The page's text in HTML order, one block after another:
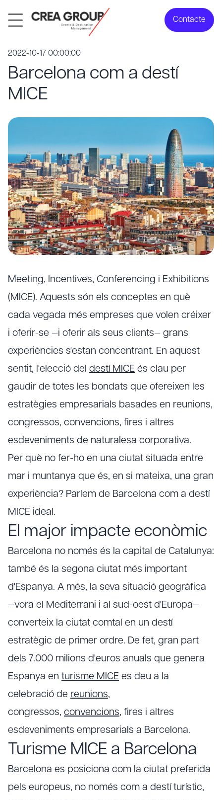
Contacte
2022-10-17 00:00:00
Barcelona com a destí
MICE
Meeting, Incentives, Conferencing i Exhibitions
(MICE). Aquests són els conceptes en què
cada vegada més empreses que volen créixer
i oferir-se —i oferir als seus clients— grans
experiències s'estan concentrant. En aquest
sentit, l'elecció del destí MICE és clau per
gaudir de totes les bondats que ofereixen les
estratègies empresarials basades en reunions,
congressos, convencions, fires i altres
esdeveniments de naturalesa corporativa.
Per què no fer-ho en una ciutat situada entre
mar i muntanya que és, en si mateixa, una gran
experiència? Parlem de Barcelona com a destí
MICE ideal.
El major impacte econòmic
Barcelona no només és la capital de Catalunya:
també és la segona ciutat més important
d'Espanya. A més, la seva situació geogràfica
—vora el Mediterrani i al sud-oest d'Europa—
converteix la ciutat comtal en un destí
estratègic de primer ordre. De fet, gran part
dels 7.000 milions d'euros anuals que genera
Espanya en turisme MICE es deu a la
celebració de reunions,
congressos, convencions, fires i altres
esdeveniments empresarials a Barcelona.
Turisme MICE a Barcelona
Barcelona es posiciona com la ciutat preferida
pels europeus, no només com a destí turístic,